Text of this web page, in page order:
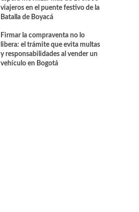
viajeros en el puente festivo de la
Batalla de Boyacá
Firmar la compraventa no lo
libera: el trámite que evita multas
y responsabilidades al vender un
vehículo en Bogotá